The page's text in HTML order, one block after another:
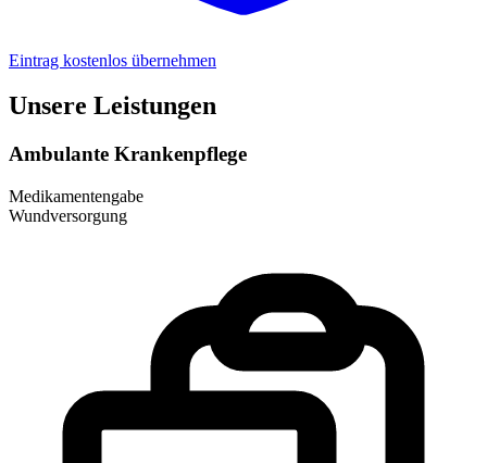
Eintrag kostenlos übernehmen
Unsere Leistungen
Ambulante Krankenpflege
Medikamentengabe
Wundversorgung